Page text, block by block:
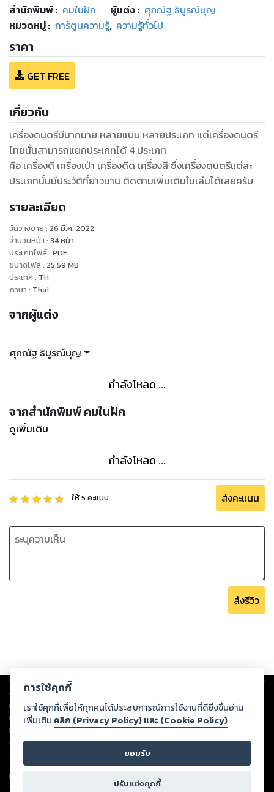
สำนักพิมพ์: คมในฝัก ผู้แต่ง : ศุภณัฐ ธิบูรณ์บุญ
หมวดหมู่: การ์ตูนความรู้, ความรู้ทั่วไป
ราคา
GET FREE
เกี่ยวกับ
เครื่องดนตรีมีมากมาย หลายแบบ หลายประเภท แต่เครื่องดนตรี
ไทยนั้นสามารถแยกประเภทได้ 4 ประเภท
คือ เครื่องตี เครื่องเป่า เครื่องดีด เครื่องสี ซึ่งเครื่องดนตรีแต่ละ
ประเภทนั้นมีประวัติที่ยาวนาน ติดตามเพิ่มเติมในเล่มได้เลยครับ
รายละเอียด
วันวางขาย : 26 มี.ค. 2022
จำนวนหน้า : 34หน้า
ประเภทไฟล์: PDF
ขนาดไฟล์: 25.59 MB
ประเทศ: TH
ภาษา : Thai
จากผู้แต่ง
ศุภณัฐ ธิบูรณ์บุญ
กำลังโหลด ...
จากสำนักพิมพ์ คมในฝัก
ดูเพิ่มเติม
กำลังโหลด ...
ให้5 คะแนน ส่งคะแนน
ส่งรีวิว
Copyright © 2026
ต่อผลงานหรือเนื้อหาใดที่อัปโหลดผ่านเว็บไซต์และปรากฏว่าละเมิดสิทธิใน
ทรัพย์สินทางปัญญาของบุคคลอื่นหรือขัดต่อกฎหมายและศีลธรรม ดังนั้น ผู้อ่าน
ทุกท่านโปรดใช้วิจารณญาณในการกลั่นกรองด้วยตนเอง และหากท่านพบว่าส่วน
หนึ่งส่วนใดขัดต่อกฎหมายและศีลธรรม กรุณาแจ้งมายังบริษัท เพื่อทีมงานจะได้
ดำเนินการในทันที ทั้งนี้ ทางสตอรี่ล็อกขอสงวนลิขสิทธิ์ตามพระราชบัญญัติ
ลิขสิทธิ์ พ.ศ. 2537 (ฉบับล่าสุด)
For support: member@ookbee.com
Version
การใช้คุกกี้
เราใช้คุกกี้เพื่อให้ทุกคนได้ประสบการณ์การใช้งานที่ดียิ่งขึ้นอ่าน
เพิ่มเติม คลิก (Privacy Policy) และ (Cookie Policy)
ยอมรับ
ปรับแต่งคุกกี้